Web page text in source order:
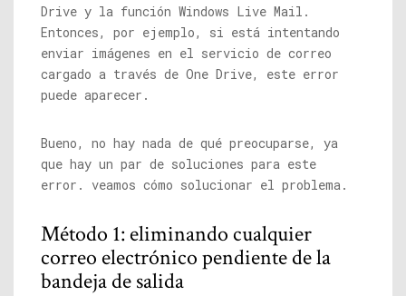
Drive y la función Windows Live Mail.
Entonces, por ejemplo, si está intentando
enviar imágenes en el servicio de correo
cargado a través de One Drive, este error
puede aparecer.
Bueno, no hay nada de qué preocuparse, ya
que hay un par de soluciones para este
error. veamos cómo solucionar el problema.
Método 1: eliminando cualquier
correo electrónico pendiente de la
bandeja de salida